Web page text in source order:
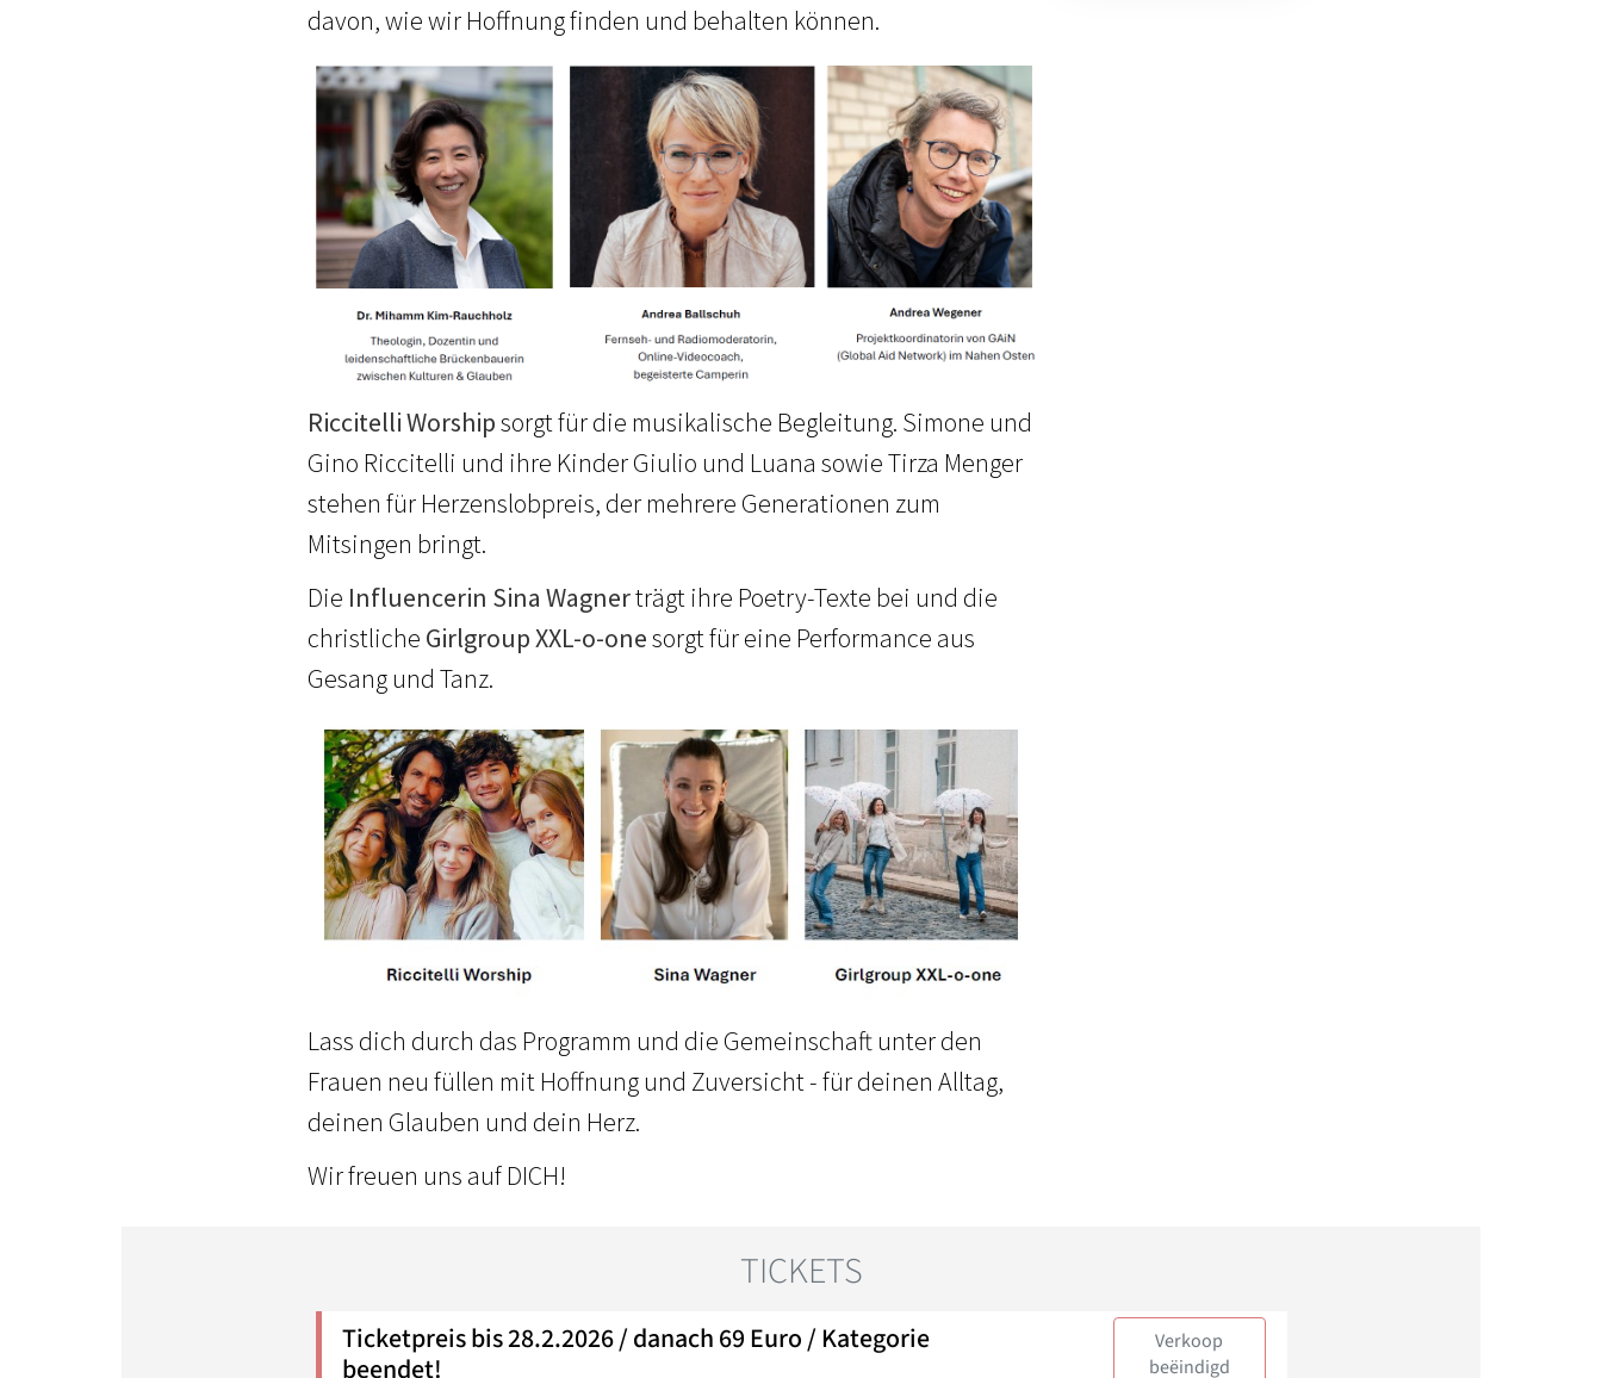
davon, wie wir Hoffnung finden und behalten können.
Riccitelli Worshipsorgt für die musikalische Begleitung. Simone und
Gino Riccitelli und ihre Kinder Giulio und Luana sowie Tirza Menger
stehen für Herzenslobpreis, der mehrere Generationen zum
Mitsingen bringt.
Die Influencerin Sina Wagnerträgt ihre Poetry-Texte bei und die
christliche Girlgroup XXL-o-onesorgt für eine Performance aus
Gesang und Tanz.
Lass dich durch das Programm und die Gemeinschaft unter den
Frauen neu füllen mit Hoffnung und Zuversicht - für deinen Alltag,
deinen Glauben und dein Herz.
Wir freuen uns auf DICH!